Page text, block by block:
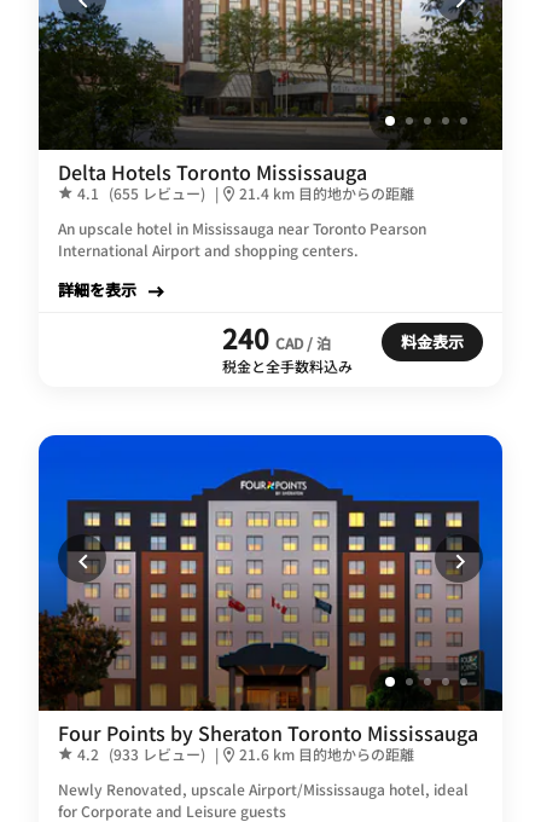
Delta Hotels Toronto Mississauga
4.1 (655 レビュー) |
21.4 km 目的地からの距離
An upscale hotel in Mississauga near Toronto Pearson
International Airport and shopping centers.
詳細を表示
240 CAD / 泊
税金と全手数料込み
料金表示
Four Points by Sheraton Toronto Mississauga
4.2 (933 レビュー) |
21.6 km 目的地からの距離
Newly Renovated, upscale Airport/Mississauga hotel, ideal
for Corporate and Leisure guests